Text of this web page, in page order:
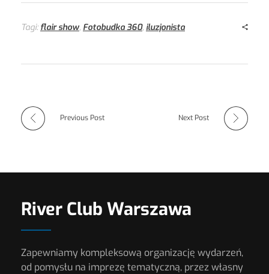
Tagi: flair show, Fotobudka 360, iluzjonista
Previous Post Next Post
River Club Warszawa
Zapewniamy kompleksową organizację wydarzeń,
od pomysłu na imprezę tematyczną, przez własny